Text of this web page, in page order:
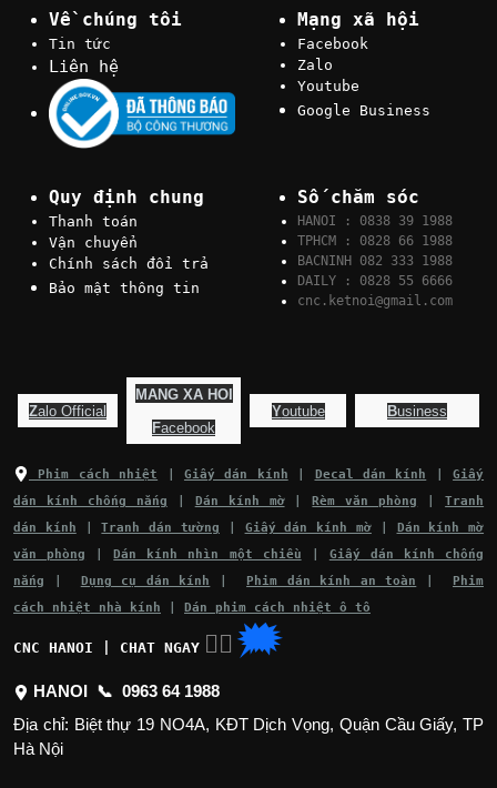
Về chúng tôi
Tin tức
Liên hệ
Mạng xã hội
Facebook
Zalo
Youtube
Google Business
Quy định chung
Thanh toán
Vận chuyển
Chính sách đổi trả
Bảo mật thông tin
Số chăm sóc
HANOI : 0838 39 1988
TPHCM : 0828 66 1988
BACNINH 082 333 1988
DAILY : 0828 55 6666
cnc.ketnoi@gmail.com
Zalo Official
MANG XA HOI
Facebook
Youtube Business
Phim cách nhiệt Giấy dán kính Decal dán kính |Giấy
dán kính chống nắng
Dán kính mờ Rèm văn phòng |Tranh
dán kính
Tranh dán tường Giấy dán kính mờ
Dán kính mờ
văn phòng
Dán kính nhìn một chiều
Giấy dán kính chống
nắng
Dụng cụ dán kính Phim dán kính an toàn
Phim
cách nhiệt nhà kính
Dán phim cách nhiệt ô tô
CNC HANOI | CHAT NGAY 👉🏽 🗯
HANOI 📞 0963 64 1988
Địa chỉ: Biệt thự 19 NO4A, KĐT Dịch Vọng, Quận Cầu Giấy, TP
Hà Nội